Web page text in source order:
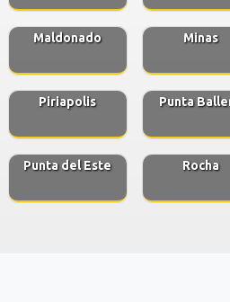
Maldonado Minas
Piriapolis Punta
Punta del Este Rocha